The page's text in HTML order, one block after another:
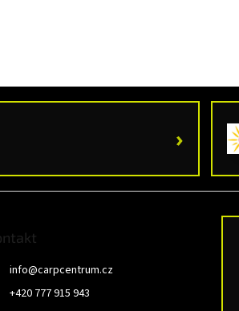
›
info@carpcentrum.cz
+420 777 915 943